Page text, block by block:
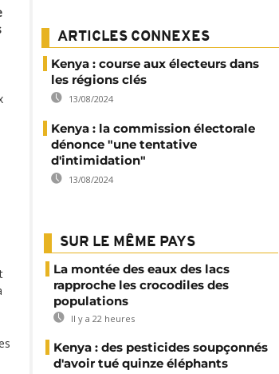
ARTICLES CONNEXES
Kenya : course aux électeurs dans
les régions clés
13/08/2024
Kenya : la commission électorale
dénonce "une tentative
d'intimidation"
13/08/2024
SUR LE MÊME PAYS
La montée des eaux des lacs
rapproche les crocodiles des
populations
Il y a 22 heures
Kenya : des pesticides soupçonnés
d'avoir tué quinze éléphants